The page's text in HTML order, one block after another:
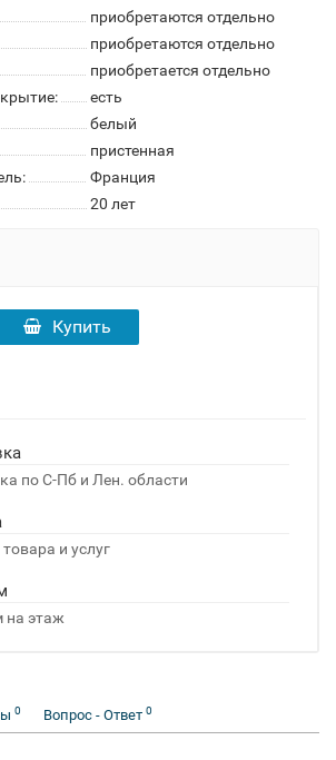
приобретаются отдельно
приобретаются отдельно
приобретается отдельно
есть
белый
пристенная
Франция
20 лет
Купить
по С-Пб и Лен. области
и услуг
на этаж
0 Вопрос - Ответ 0